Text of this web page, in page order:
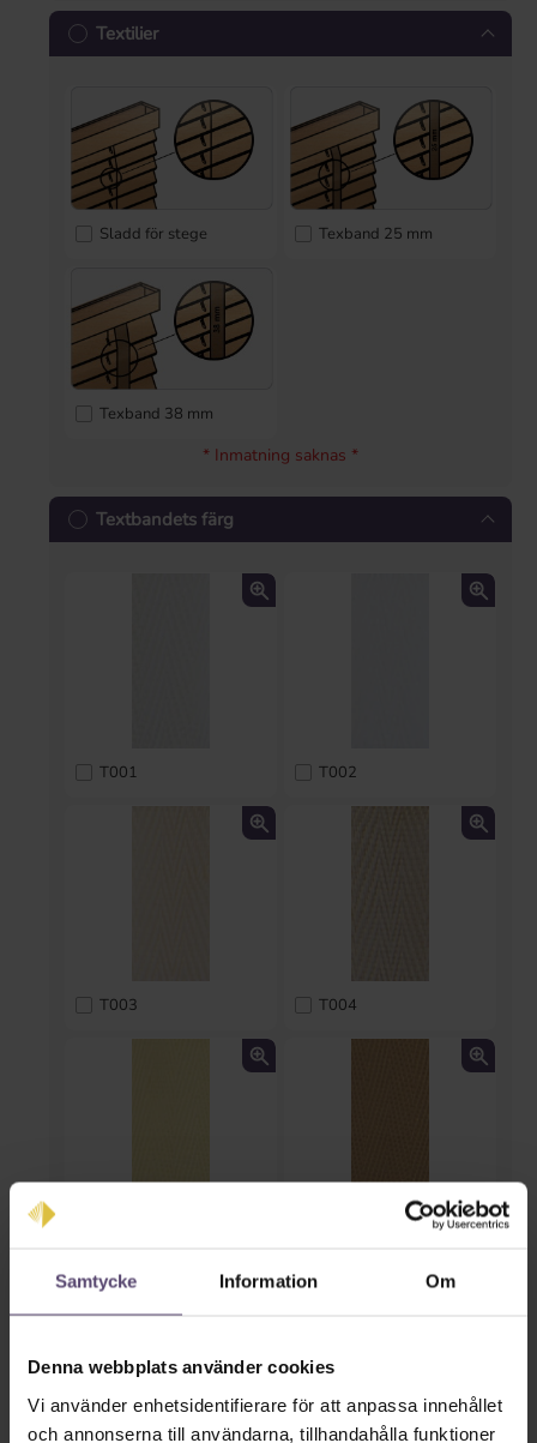
Samtycke Information Om
Denna webbplats använder cookies
Vi använder enhetsidentifierare för att anpassa innehållet
och annonserna till användarna, tillhandahålla funktioner
Textilier
Sladd för stege Texband 25 mm
Texband 38 mm
* Inmatning saknas *
Textbandets färg
T001 T002
T003 T004